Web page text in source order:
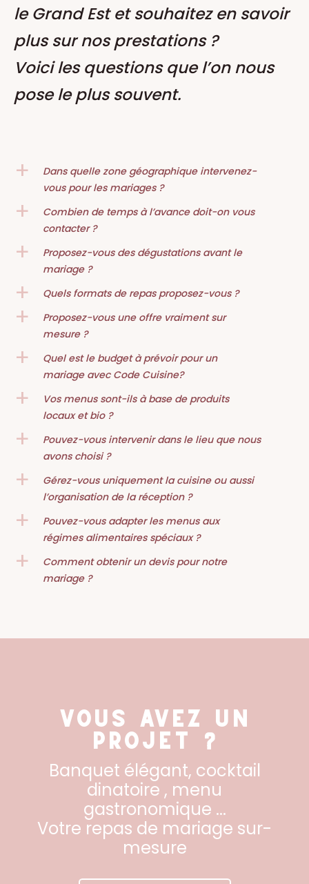
le Grand Est et souhaitez en savoir
plus sur nos prestations ?
Voici les questions que l’on nous
pose le plus souvent.
a
Dans quelle zone géographique intervenez-
vous pour les mariages ?
a
Combien de temps à l’avance doit-on vous
contacter ?
a
Proposez-vous des dégustations avant le
mariage ?
a Quels formats de repas proposez-vous ?
a
Proposez-vous une offre vraiment sur
mesure ?
a
Quel est le budget à prévoir pour un
mariage avec Code Cuisine?
a
Vos menus sont-ils à base de produits
locaux et bio ?
a
Pouvez-vous intervenir dans le lieu que nous
avons choisi ?
a
Gérez-vous uniquement la cuisine ou aussi
l’organisation de la réception ?
a
Pouvez-vous adapter les menus aux
régimes alimentaires spéciaux ?
a
Comment obtenir un devis pour notre
mariage ?
VOUS AVEZ UN
PROJET ?
Banquet élégant, cocktail
dinatoire , menu
gastronomique ...
Votre repas de mariage sur-
mesure